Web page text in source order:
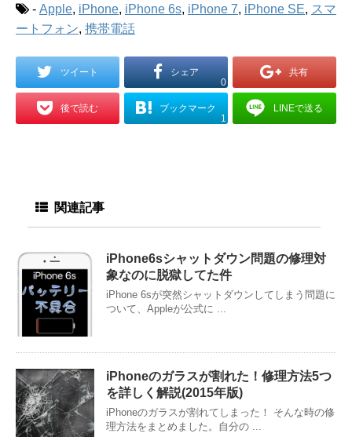
- Apple, iPhone, iPhone 6s, iPhone 7, iPhone SE, スマ
ートフォン, 携帯電話
ツイート
シェア
0
共有
後で読む
ブックマーク
1
LINEで送る
関連記事
iPhone6sシャットダウン問題の修理対
象なのに脱獄してた件
iPhone 6sが突然シャットダウンしてしまう問題に
ついて、Appleが公式に ...
iPhoneのガラスが割れた！修理方法5つ
を詳しく解説(2015年版)
iPhoneのガラスが割れてしまった！ そんな時の修
理方法をまとめました。自分の ...